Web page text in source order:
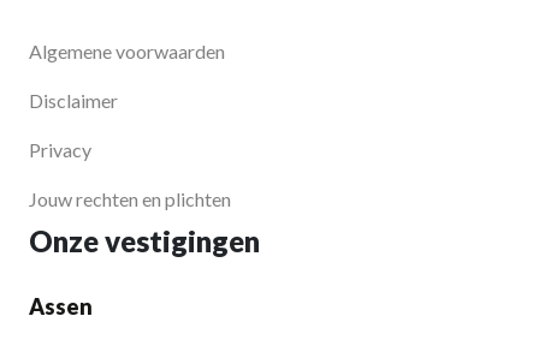
Algemene voorwaarden
Disclaimer
Privacy
Jouw rechten en plichten
Onze vestigingen
Assen